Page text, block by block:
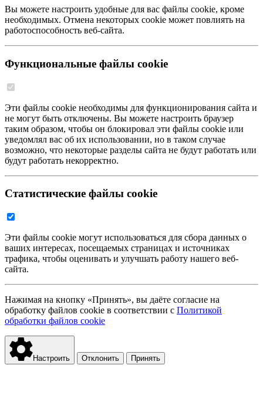
Вы можете настроить удобные для вас файлы cookie, кроме
необходимых. Отмена некоторых cookie может повлиять на
работоспособность веб-сайта.
Функциональные файлы cookie
Эти файлы cookie необходимы для функционирования сайта и
не могут быть отключены. Вы можете настроить браузер
таким образом, чтобы он блокировал эти файлы cookie или
уведомлял вас об их использовании, но в таком случае
возможно, что некоторые разделы сайта не будут работать или
будут работать некорректно.
Статистические файлы cookie
Эти файлы cookie могут использоваться для сбора данных о
ваших интересах, посещаемых страницах и источниках
трафика, чтобы оценивать и улучшать работу нашего веб-
сайта.
Нажимая на кнопку «Принять», вы даёте согласие на
обработку файлов cookie в соответствии с Политикой
обработки файлов cookie
Настроить Отклонить Принять